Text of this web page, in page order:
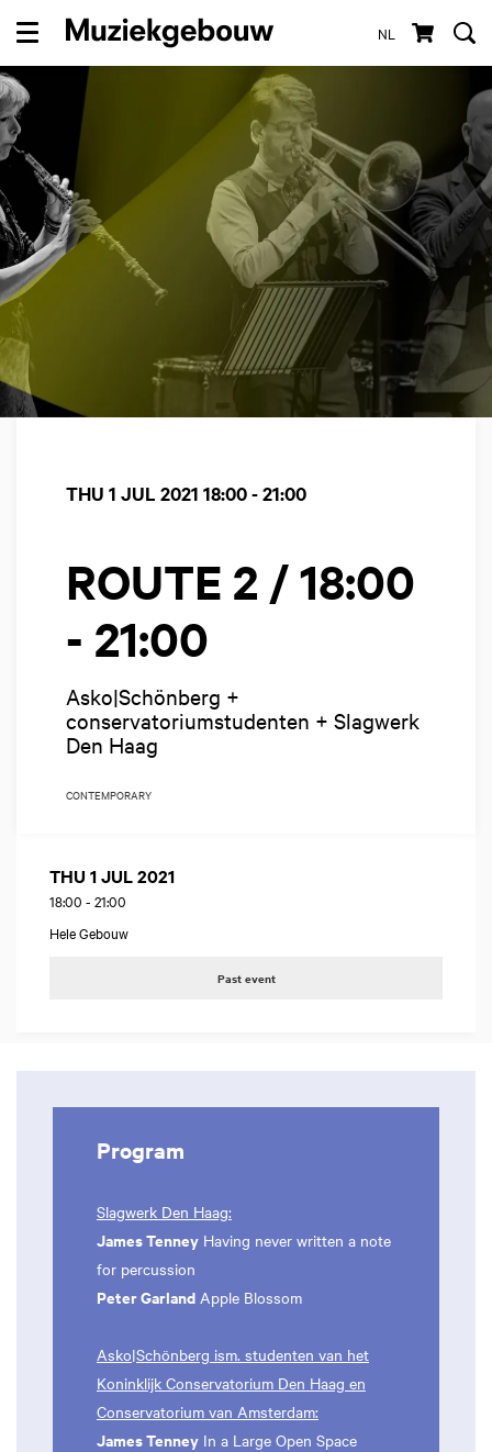
NL
Menu
ROUTE 2 / 18:00
- 21:00
Asko|Schönberg +
conservatoriumstudenten + Slagwerk
Den Haag
THU 1 JUL 2021 18:00 - 21:00
CONTEMPORARY
THU 1 JUL 2021
18:00 - 21:00
Hele Gebouw
Past event
Program
Slagwerk Den Haag:
James Tenney Having never written a note
for percussion
Peter Garland Apple Blossom
Asko|Schönberg ism. studenten van het
Koninklijk Conservatorium Den Haag en
Conservatorium van Amsterdam:
James Tenney In a Large Open Space